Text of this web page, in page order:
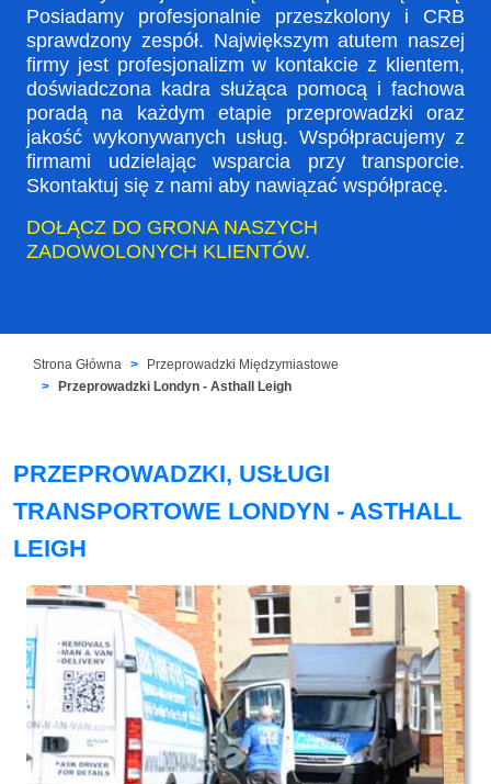
Posiadamy profesjonalnie przeszkolony i CRB
sprawdzony zespół. Największym atutem naszej
firmy jest profesjonalizm w kontakcie z klientem,
doświadczona kadra służąca pomocą i fachowa
poradą na każdym etapie przeprowadzki oraz
jakość wykonywanych usług. Współpracujemy z
firmami udzielając wsparcia przy transporcie.
Skontaktuj się z nami aby nawiązać współpracę.
DOŁĄCZ DO GRONA NASZYCH
ZADOWOLONYCH KLIENTÓW.
Strona Główna
Przeprowadzki Międzymiastowe
Przeprowadzki Londyn - Asthall Leigh
PRZEPROWADZKI, USŁUGI
TRANSPORTOWE LONDYN - ASTHALL
LEIGH